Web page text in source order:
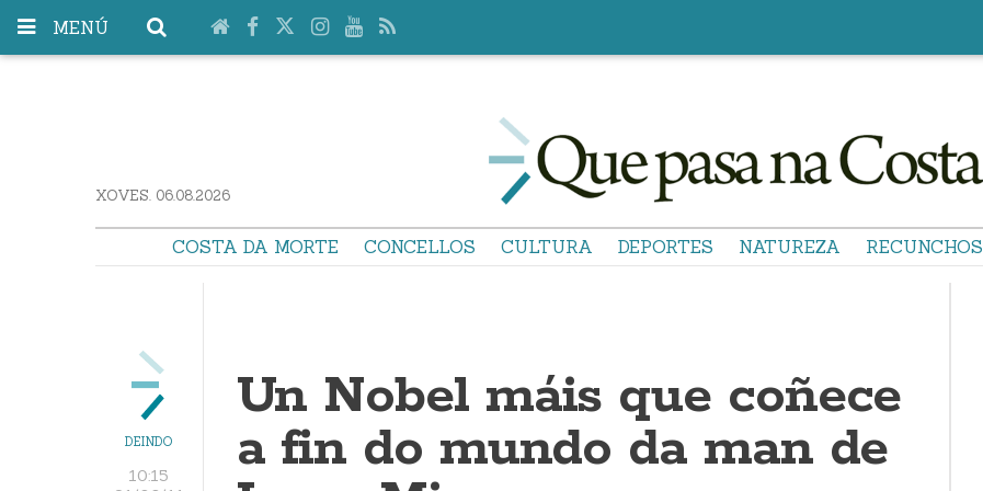
MENÚ
XOVES. 06.08.2026
COSTA DA MORTE CONCELLOS CULTURA DEPORTES NATUREZA RECUNCHOS
DEINDO
10:15
Un Nobel máis que coñece
a fin do mundo da man de